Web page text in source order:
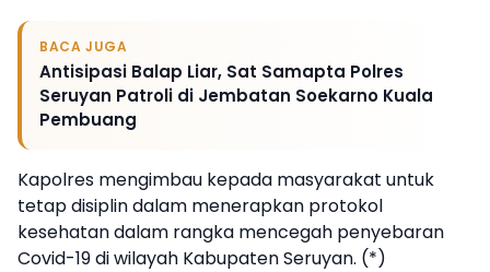
BACA JUGA
Antisipasi Balap Liar, Sat Samapta Polres
Seruyan Patroli di Jembatan Soekarno Kuala
Pembuang
Kapolres mengimbau kepada masyarakat untuk
tetap disiplin dalam menerapkan protokol
kesehatan dalam rangka mencegah penyebaran
Covid-19 di wilayah Kabupaten Seruyan. (*)